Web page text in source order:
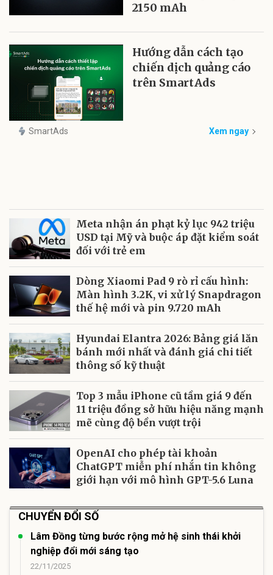
2150 mAh
Hướng dẫn cách tạo
chiến dịch quảng cáo
trên SmartAds
SmartAds Xem ngay
Meta nhận án phạt kỷ lục 942 triệu
USD tại Mỹ và buộc áp đặt kiểm soát
đối với trẻ em
Dòng Xiaomi Pad 9 rò rỉ cấu hình:
Màn hình 3.2K, vi xử lý Snapdragon
thế hệ mới và pin 9.720 mAh
Hyundai Elantra 2026: Bảng giá lăn
bánh mới nhất và đánh giá chi tiết
thông số kỹ thuật
Top 3 mẫu iPhone cũ tầm giá 9 đến
11 triệu đồng sở hữu hiệu năng mạnh
mẽ cùng độ bền vượt trội
OpenAI cho phép tài khoản
ChatGPT miễn phí nhắn tin không
giới hạn với mô hình GPT-5.6 Luna
CHUYỂN ĐỔI SỐ
Lâm Đồng từng bước rộng mở hệ sinh thái khởi
nghiệp đổi mới sáng tạo
22/11/2025